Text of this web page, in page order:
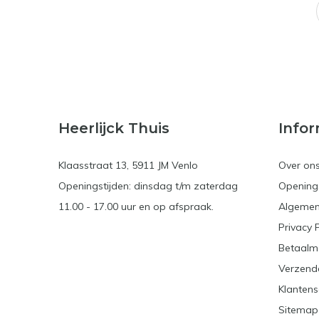
Heerlijck Thuis
Klaasstraat 13, 5911 JM Venlo
Openingstijden: dinsdag t/m zaterdag
11.00 - 17.00 uur en op afspraak.
Over
Privacy
Sitemap